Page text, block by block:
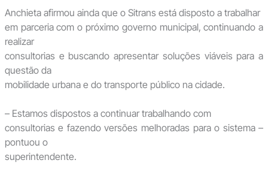
Anchieta afirmou ainda que o Sitrans está disposto a trabalhar
em parceria com o próximo governo municipal, continuando a
realizar
consultorias e buscando apresentar soluções viáveis para a
questão da
mobilidade urbana e do transporte público na cidade.
– Estamos dispostos a continuar trabalhando com
consultorias e fazendo versões melhoradas para o sistema –
pontuou o
superintendente.